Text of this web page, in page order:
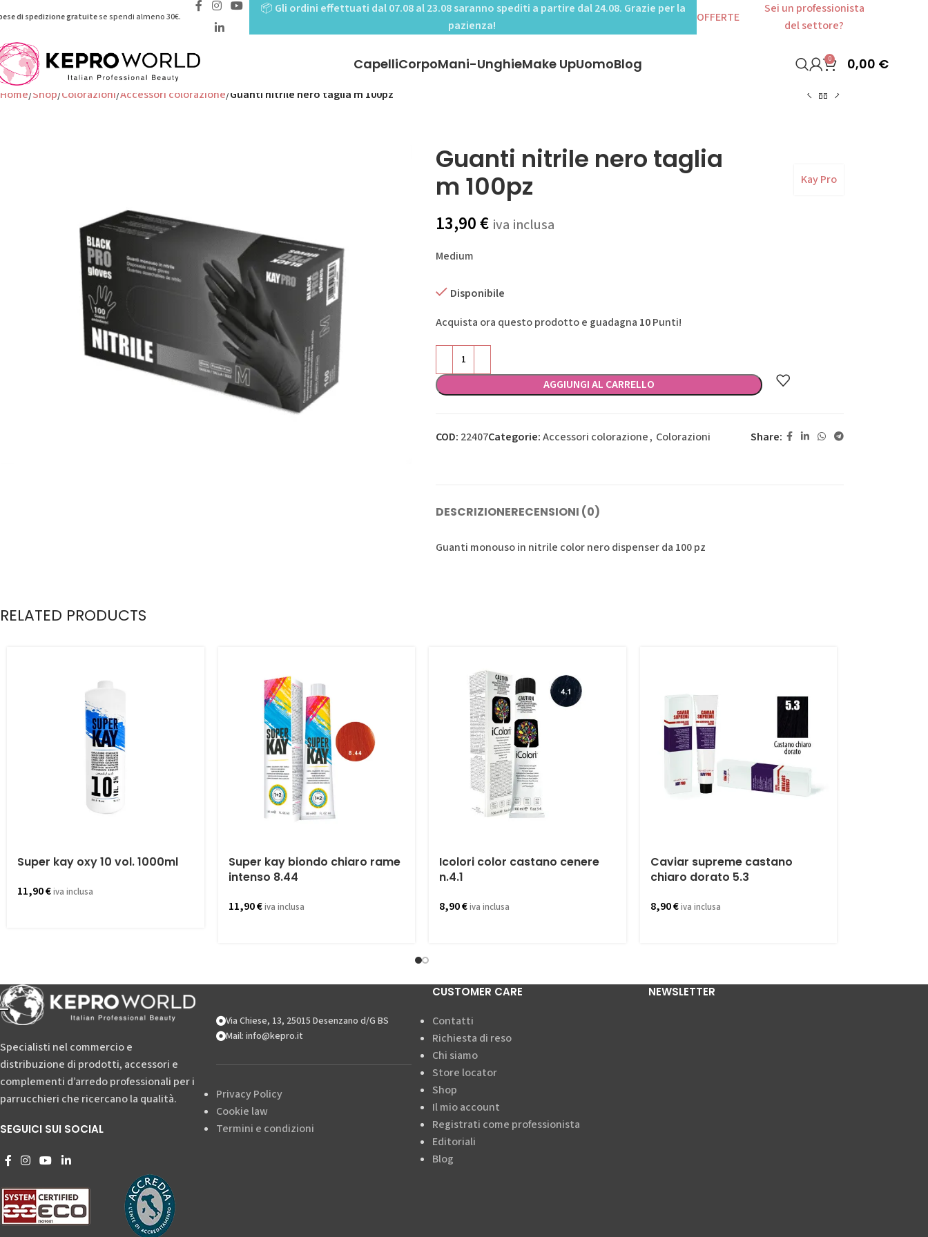
di spedizione gratuitese spendi almeno 30€.
📦 Gli ordini effettuati dal 07.08 al 23.08 saranno spediti a partire dal 24.08. Grazie per la
pazienza!
OFFERTE
Sei un professionista
del settore?
CapelliCorpoMani-UnghieMake UpUomoBlog 0 0,00 €
Home Shop Colorazioni Accessori colorazione Guanti nitrile nero taglia m 100pz
Guanti nitrile nero taglia
m 100pz
Kay Pro
13,90€ iva inclusa
Medium
Disponibile
Acquista ora questo prodotto e guadagna 10Punti!
AGGIUNGI AL CARRELLO
COD: 22407Categorie:Accessori colorazione, Colorazioni Share:
DESCRIZIONERECENSIONI (0)
Guanti monouso in nitrile color nero dispenser da 100 pz
RELATED PRODUCTS
Super kay oxy 10 vol. 1000ml
11,90€iva inclusa
Super kay biondo chiaro rame
intenso 8.44
11,90€iva inclusa
Icolori color castano cenere
n.4.1
8,90€iva inclusa
Caviar supreme castano
chiaro dorato 5.3
8,90€iva inclusa
Specialisti nel commercio e
distribuzione di prodotti, accessori e
complementi d’arredo professionali per i
parrucchieri che ricercano la qualità.
SEGUICI SUI SOCIAL
Via Chiese, 13, 25015 Desenzano d/G BS
Mail: info@kepro.it
Privacy Policy
Cookie law
Termini e condizioni
CUSTOMER CARE
Contatti
Richiesta di reso
Chi siamo
Store locator
Shop
Il mio account
Registrati come professionista
Editoriali
Blog
NEWSLETTER